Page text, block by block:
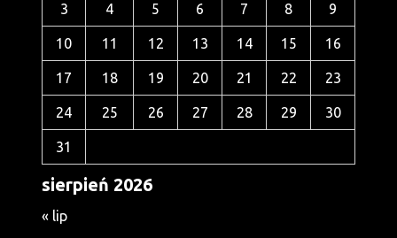
sierpień 2026
3 4 5 6 7 8 9
10 11 12 13 14 15 16
17 18 19 20 21 22 23
24 25 26 27 28 29 30
31
« lip